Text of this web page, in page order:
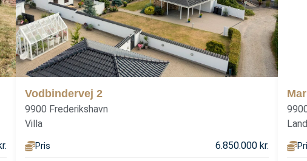
Vodbindervej 2
9900 Frederikshavn
Villa
Pris 6.850.000 kr.